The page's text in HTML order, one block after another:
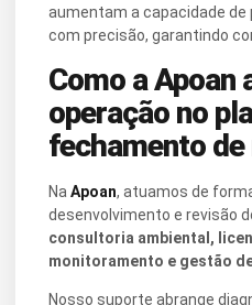
aumentam a capacidade
com precisão, garantindo
Como a Apoan
operação no
fechamento de
Na Apoan, atuamos de
desenvolvimento e revisão
consultoria ambiental,
monitoramento e gestão
Nosso suporte abrange